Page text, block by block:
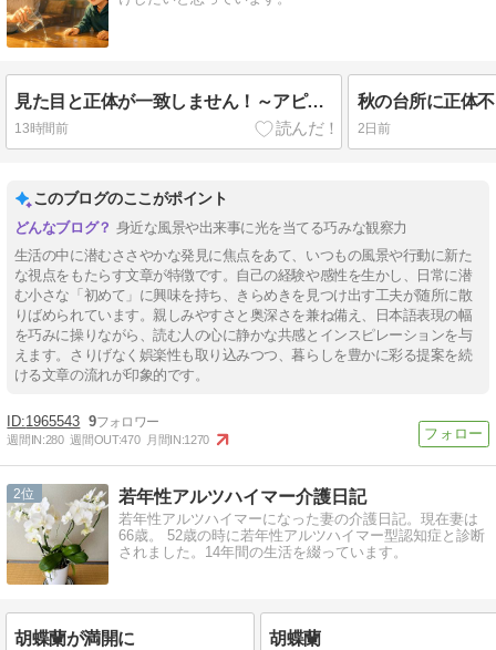
見た目と正体が一致しません！～アピオス・シカクマメ・食用ほおずき・ポポーで巡る秋の味～
13時間前 2日前
このブログのここがポイント
身近な風景や出来事に光を当てる巧みな観察力
生活の中に潜むささやかな発見に焦点をあて、いつもの風景や行動に新た
な視点をもたらす文章が特徴です。自己の経験や感性を生かし、日常に潜
む小さな「初めて」に興味を持ち、きらめきを見つけ出す工夫が随所に散
りばめられています。親しみやすさと奥深さを兼ね備え、日本語表現の幅
を巧みに操りながら、読む人の心に静かな共感とインスピレーションを与
えます。さりげなく娯楽性も取り込みつつ、暮らしを豊かに彩る提案を続
ける文章の流れが印象的です。
1965543 9
週間IN:280 週間OUT:470 月間IN:1270
2 若年性アルツハイマー介護日記
若年性アルツハイマーになった妻の介護日記。現在妻は
66歳。 52歳の時に若年性アルツハイマー型認知症と診断
されました。14年間の生活を綴っています。
胡蝶蘭が満開に 胡蝶蘭